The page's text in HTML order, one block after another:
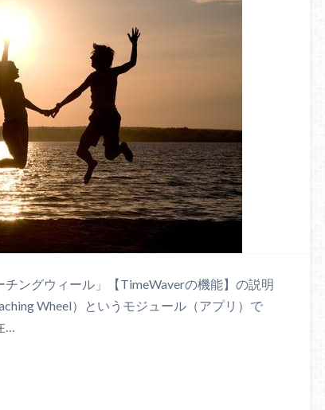
ングウィール」【TimeWaverの機能】の説明
Wheel）というモジュール（アプリ）で
…